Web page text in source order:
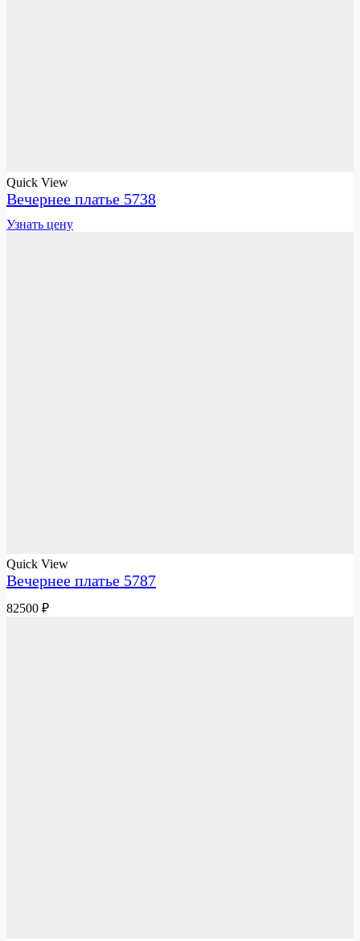
Quick View
Вечернее платье 5738
Узнать цену
Quick View
Вечернее платье 5787
82500 ₽